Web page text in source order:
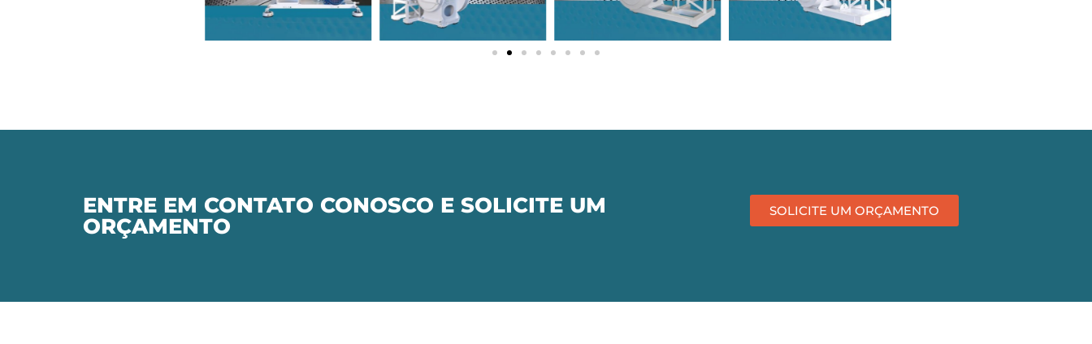
ENTRE EM CONTATO CONOSCO E SOLICITE UM
ORÇAMENTO
SOLICITE UM ORÇAMENTO